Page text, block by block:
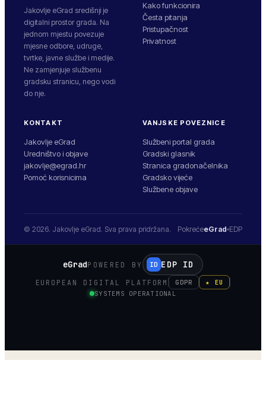
Jakovlje eGrad središnji je
digitalni prostor grada. Na
jednom mjestu povezuje
mjesne odbore, udruge,
tvrtke, javne službe i medije.
Ne zamjenjuje službenu
gradsku stranicu, nego vodi
do nje.
Kako funkcionira
Česta pitanja
Pristupačnost
Privatnost
KONTAKT
Jakovlje eGrad
Uredništvo i objave
jakovlje@egrad.hr
Pomoć korisnicima
VANJSKE POVEZNICE
Službeni portal grada
Gradski glasnik
Stranica gradonačelnika
Gradsko vijeće
Službene objave
© 2026. Jakovlje eGrad. Sva prava pridržana. PokrećeeGrad EDP
eGradPOWERED BY ID EDP ID
EUROPEAN DIGITAL PLATFORM GDPR
★ EU
SYSTEMS OPERATIONAL